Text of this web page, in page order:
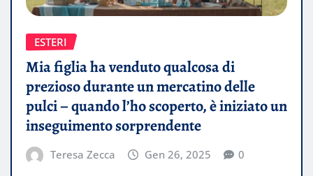
ESTERI
Mia figlia ha venduto qualcosa di
prezioso durante un mercatino delle
pulci – quando l’ho scoperto, è iniziato un
inseguimento sorprendente
Teresa Zecca Gen 26, 2025 0